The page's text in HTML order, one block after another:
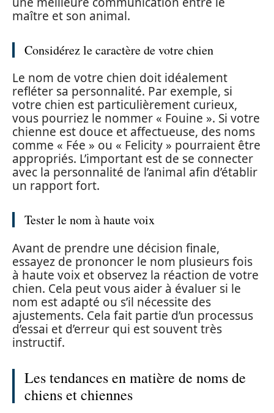
maître et son animal.
Considérez le caractère de votre chien
Le nom de votre chien doit idéalement
refléter sa personnalité. Par exemple, si
votre chien est particulièrement curieux,
vous pourriez le nommer « Fouine ». Si votre
chienne est douce et affectueuse, des noms
comme « Fée » ou « Felicity » pourraient être
appropriés. L’important est de se connecter
avec la personnalité de l’animal afin d’établir
un rapport fort.
Tester le nom à haute voix
Avant de prendre une décision finale,
essayez de prononcer le nom plusieurs fois
à haute voix et observez la réaction de votre
chien. Cela peut vous aider à évaluer si le
nom est adapté ou s’il nécessite des
ajustements. Cela fait partie d’un processus
d’essai et d’erreur qui est souvent très
instructif.
Les tendances en matière de noms de
chiens et chiennes